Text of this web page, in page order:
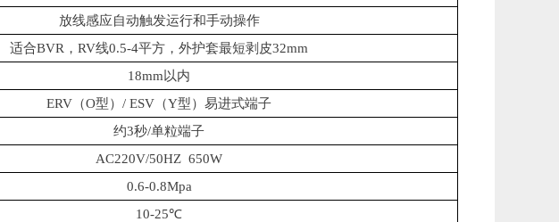
放线感应自动触发运行和手动操作
适合BVR，RV线0.5-4平方，外护套最短剥皮32mm
18mm以内
ERV（O型）/ ESV（Y型）易进式端子
约3秒/单粒端子
AC220V/50HZ 650W
0.6-0.8Mpa
10-25℃